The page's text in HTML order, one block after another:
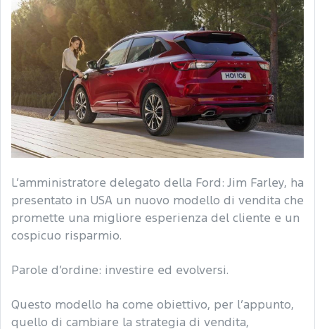
L’amministratore delegato della Ford: Jim Farley, ha
presentato in USA un nuovo modello di vendita che
promette una migliore esperienza del cliente e un
cospicuo risparmio.
Parole d’ordine: investire ed evolversi.
Questo modello ha come obiettivo, per l’appunto,
quello di cambiare la strategia di vendita,